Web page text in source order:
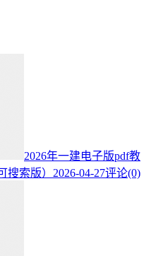
2026年一建电子版pdf教
搜索版） 2026-04-27评论(0)